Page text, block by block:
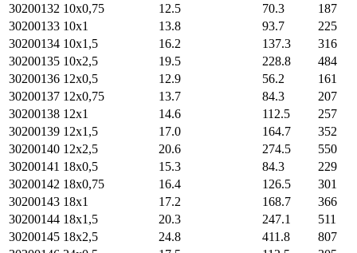
30200132 10х0,75 12.5 70.3
187
30200133 10х1 13.8 93.7
225
30200134 10х1,5 16.2 137.3
316
30200135 10х2,5 19.5 228.8
484
30200136 12х0,5 12.9 56.2
161
30200137 12х0,75 13.7 84.3
207
30200138 12х1 14.6 112.5
257
30200139 12х1,5 17.0 164.7
352
30200140 12х2,5 20.6 274.5
550
30200141 18х0,5 15.3 84.3
229
30200142 18х0,75 16.4 126.5
301
30200143 18х1 17.2 168.7
366
30200144 18х1,5 20.3 247.1
511
30200145 18х2,5 24.8 411.8
807